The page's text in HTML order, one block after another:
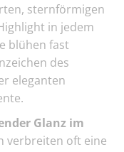
sternförmigen
in jedem
blühen fast
des
eleganten
Glanz im
verbreiten oft eine